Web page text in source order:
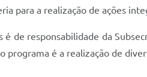
para a realização de ações
de responsabilidade da
programa é a realização de